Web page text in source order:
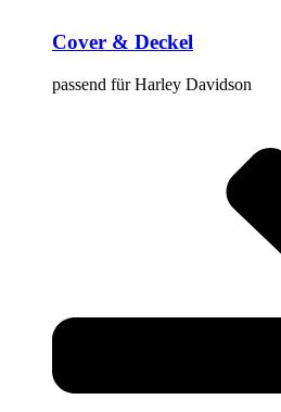
Cover & Deckel
passend für Harley Davidson